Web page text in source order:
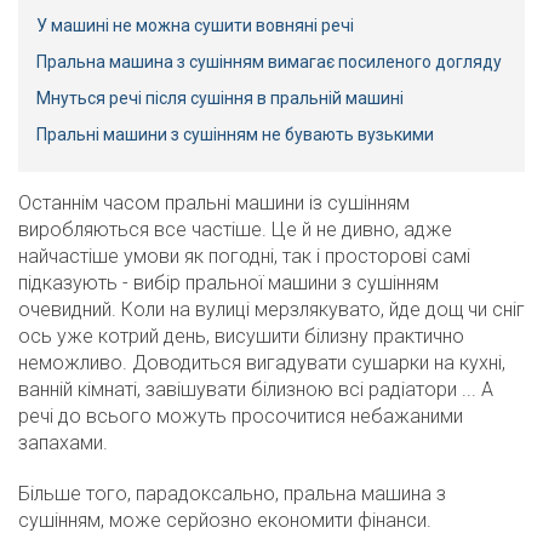
У машині не можна сушити вовняні речі
Пральна машина з сушінням вимагає посиленого догляду
Мнуться речі після сушіння в пральній машині
Пральні машини з сушінням не бувають вузькими
Останнім часом пральні машини із сушінням
виробляються все частіше. Це й не дивно, адже
найчастіше умови як погодні, так і просторові самі
підказують - вибір пральної машини з сушінням
очевидний. Коли на вулиці мерзлякувато, йде дощ чи сніг
ось уже котрий день, висушити білизну практично
неможливо. Доводиться вигадувати сушарки на кухні,
ванній кімнаті, завішувати білизною всі радіатори ... А
речі до всього можуть просочитися небажаними
запахами.
Більше того, парадоксально, пральна машина з
сушінням, може серйозно економити фінанси.